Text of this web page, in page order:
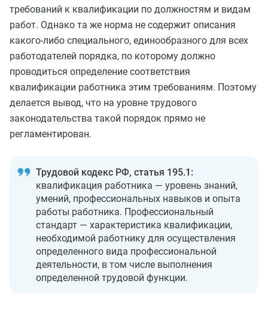
требований к квалификации по должностям и видам
работ. Однако та же норма не содержит описания
какого-либо специального, единообразного для всех
работодателей порядка, по которому должно
проводиться определение соответствия
квалификации работника этим требованиям. Поэтому
делается вывод, что на уровне трудового
законодательства такой порядок прямо не
регламентирован.
Трудовой кодекс РФ, статья 195.1:
квалификация работника — уровень знаний,
умений, профессиональных навыков и опыта
работы работника. Профессиональный
стандарт — характеристика квалификации,
необходимой работнику для осуществления
определенного вида профессиональной
деятельности, в том числе выполнения
определенной трудовой функции.